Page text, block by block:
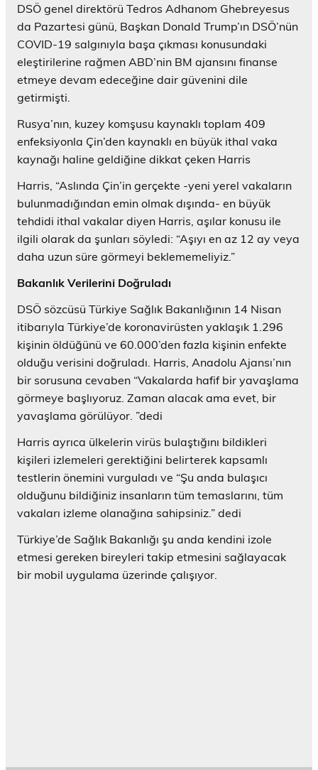
DSÖ genel direktörü Tedros Adhanom Ghebreyesus
da Pazartesi günü, Başkan Donald Trump’ın DSÖ’nün
COVID-19 salgınıyla başa çıkması konusundaki
eleştirilerine rağmen ABD’nin BM ajansını finanse
etmeye devam edeceğine dair güvenini dile
getirmişti.
Rusya’nın, kuzey komşusu kaynaklı toplam 409
enfeksiyonla Çin’den kaynaklı en büyük ithal vaka
kaynağı haline geldiğine dikkat çeken Harris
Harris, “Aslında Çin’in gerçekte -yeni yerel vakaların
bulunmadığından emin olmak dışında- en büyük
tehdidi ithal vakalar diyen Harris, aşılar konusu ile
ilgili olarak da şunları söyledi: “Aşıyı en az 12 ay veya
daha uzun süre görmeyi beklememeliyiz.”
Bakanlık Verilerini Doğruladı
DSÖ sözcüsü Türkiye Sağlık Bakanlığının 14 Nisan
itibarıyla Türkiye’de koronavirüsten yaklaşık 1.296
kişinin öldüğünü ve 60.000’den fazla kişinin enfekte
olduğu verisini doğruladı. Harris, Anadolu Ajansı’nın
bir sorusuna cevaben “Vakalarda hafif bir yavaşlama
görmeye başlıyoruz. Zaman alacak ama evet, bir
yavaşlama görülüyor. ”dedi
Harris ayrıca ülkelerin virüs bulaştığını bildikleri
kişileri izlemeleri gerektiğini belirterek kapsamlı
testlerin önemini vurguladı ve “Şu anda bulaşıcı
olduğunu bildiğiniz insanların tüm temaslarını, tüm
vakaları izleme olanağına sahipsiniz.” dedi
Türkiye’de Sağlık Bakanlığı şu anda kendini izole
etmesi gereken bireyleri takip etmesini sağlayacak
bir mobil uygulama üzerinde çalışıyor.